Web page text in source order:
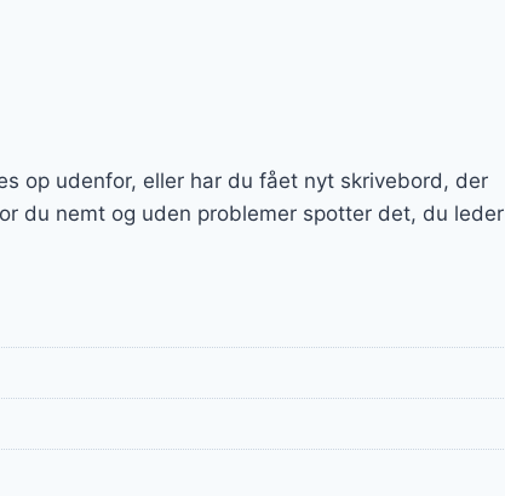
op udenfor, eller har du fået nyt skrivebord, der
du nemt og uden problemer spotter det, du leder